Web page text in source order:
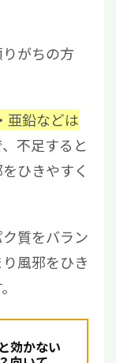
がちの方
亜鉛などは
不足すると
ひきやすく
質をバラン
風邪をひき
効かない